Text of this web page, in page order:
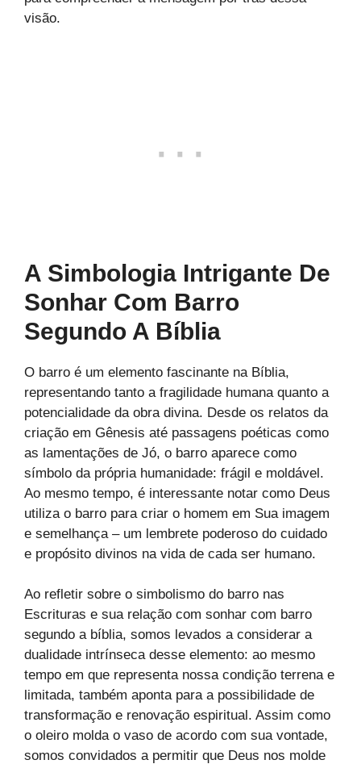
visão.
A Simbologia Intrigante De
Sonhar Com Barro
Segundo A Bíblia
O barro é um elemento fascinante na Bíblia,
representando tanto a fragilidade humana quanto a
potencialidade da obra divina. Desde os relatos da
criação em Gênesis até passagens poéticas como
as lamentações de Jó, o barro aparece como
símbolo da própria humanidade: frágil e moldável.
Ao mesmo tempo, é interessante notar como Deus
utiliza o barro para criar o homem em Sua imagem
e semelhança – um lembrete poderoso do cuidado
e propósito divinos na vida de cada ser humano.
Ao refletir sobre o simbolismo do barro nas
Escrituras e sua relação com sonhar com barro
segundo a bíblia, somos levados a considerar a
dualidade intrínseca desse elemento: ao mesmo
tempo em que representa nossa condição terrena e
limitada, também aponta para a possibilidade de
transformação e renovação espiritual. Assim como
o oleiro molda o vaso de acordo com sua vontade,
somos convidados a permitir que Deus nos molde